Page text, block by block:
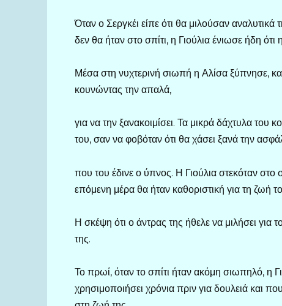
Όταν ο Σεργκέι είπε ότι θα μιλούσαν αναλυτικά
δεν θα ήταν στο σπίτι, η Γιούλια ένιωσε ήδη ότι
Μέσα στη νυχτερινή σιωπή η Αλίσα ξύπνησε,
κουνώντας την απαλά,
για να την ξανακοιμίσει. Τα μικρά δάχτυλα του
του, σαν να φοβόταν ότι θα χάσει ξανά την
που του έδινε ο ύπνος. Η Γιούλια στεκόταν στο
επόμενη μέρα θα ήταν καθοριστική για τη ζωή
Η σκέψη ότι ο άντρας της ήθελε να μιλήσει
της.
Το πρωί, όταν το σπίτι ήταν ακόμη σιωπηλό, η
χρησιμοποιήσει χρόνια πριν για δουλειά και